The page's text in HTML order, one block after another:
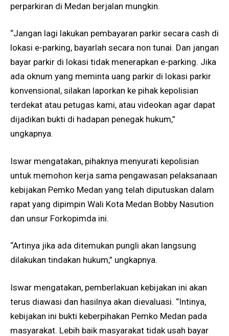
perparkiran di Medan berjalan mungkin.
“Jangan lagi lakukan pembayaran parkir secara cash di
lokasi e-parking, bayarlah secara non tunai. Dan jangan
bayar parkir di lokasi tidak menerapkan e-parking. Jika
ada oknum yang meminta uang parkir di lokasi parkir
konvensional, silakan laporkan ke pihak kepolisian
terdekat atau petugas kami, atau videokan agar dapat
dijadikan bukti di hadapan penegak hukum,”
ungkapnya.
Iswar mengatakan, pihaknya menyurati kepolisian
untuk memohon kerja sama pengawasan pelaksanaan
kebijakan Pemko Medan yang telah diputuskan dalam
rapat yang dipimpin Wali Kota Medan Bobby Nasution
dan unsur Forkopimda ini.
“Artinya jika ada ditemukan pungli akan langsung
dilakukan tindakan hukum,” ungkapnya.
Iswar mengatakan, pemberlakuan kebijakan ini akan
terus diawasi dan hasilnya akan dievaluasi. “Intinya,
kebijakan ini bukti keberpihakan Pemko Medan pada
masyarakat. Lebih baik masyarakat tidak usah bayar